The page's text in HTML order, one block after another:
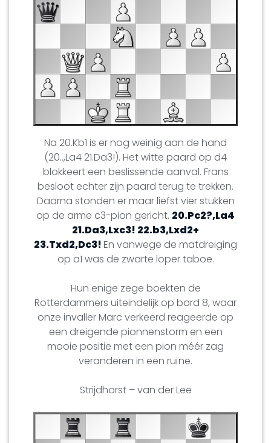
Na 20.Kb1 is er nog weinig aan de hand
(20..,La4 21.Da3!). Het witte paard op d4
blokkeert een beslissende aanval. Frans
besloot echter zijn paard terug te trekken.
Daarna stonden er maar liefst vier stukken
op de arme c3-pion gericht. 20.Pc2?,La4
21.Da3,Lxc3! 22.b3,Lxd2+
23.Txd2,Dc3!En vanwege de matdreiging
op a1 was de zwarte loper taboe.
Hun enige zege boekten de
Rotterdammers uiteindelijk op bord 8, waar
onze invaller Marc verkeerd reageerde op
een dreigende pionnenstorm en een
mooie positie met een pion méér zag
veranderen in een ruïne.
Strijdhorst – van der Lee